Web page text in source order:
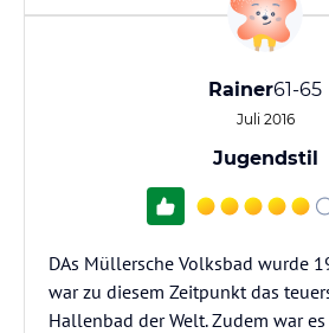
Rainer61-65
Juli 2016
Jugendstil
DAs Müllersche Volksbad wurde
war zu diesem Zeitpunkt das
Hallenbad der Welt. Zudem war